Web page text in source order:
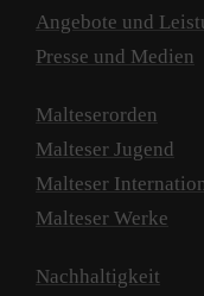
Angebote und
Presse und Medien
Malteserorden
Malteser Jugend
Malteser
Malteser Werke
Nachhaltigkeit